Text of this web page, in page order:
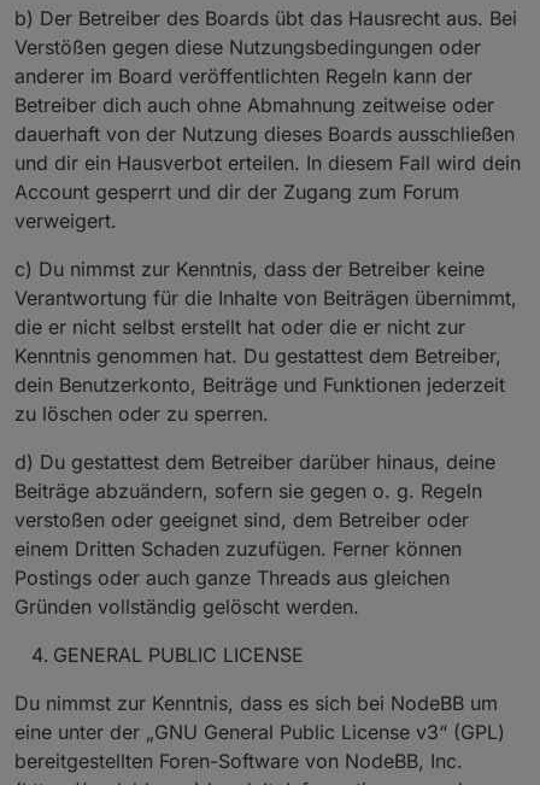
b) Der Betreiber des Boards übt das Hausrecht aus. Bei
Verstößen gegen diese Nutzungsbedingungen oder
anderer im Board veröffentlichten Regeln kann der
Betreiber dich auch ohne Abmahnung zeitweise oder
dauerhaft von der Nutzung dieses Boards ausschließen
und dir ein Hausverbot erteilen. In diesem Fall wird dein
Account gesperrt und dir der Zugang zum Forum
verweigert.
c) Du nimmst zur Kenntnis, dass der Betreiber keine
Verantwortung für die Inhalte von Beiträgen übernimmt,
die er nicht selbst erstellt hat oder die er nicht zur
Kenntnis genommen hat. Du gestattest dem Betreiber,
dein Benutzerkonto, Beiträge und Funktionen jederzeit
zu löschen oder zu sperren.
d) Du gestattest dem Betreiber darüber hinaus, deine
Beiträge abzuändern, sofern sie gegen o. g. Regeln
verstoßen oder geeignet sind, dem Betreiber oder
einem Dritten Schaden zuzufügen. Ferner können
Postings oder auch ganze Threads aus gleichen
Gründen vollständig gelöscht werden.
GENERAL PUBLIC LICENSE
Du nimmst zur Kenntnis, dass es sich bei NodeBB um
eine unter der „GNU General Public License v3“ (GPL)
bereitgestellten Foren-Software von NodeBB, Inc.